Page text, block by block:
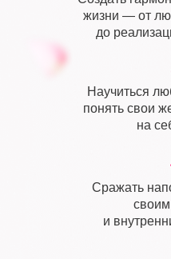
Научиться
понять свои
на
жизни — от
до
Сражать
и